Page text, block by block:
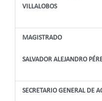
VILLALOBOS
MAGISTRADO
SALVADOR ALEJANDRO
SECRETARIO GENERAL DE